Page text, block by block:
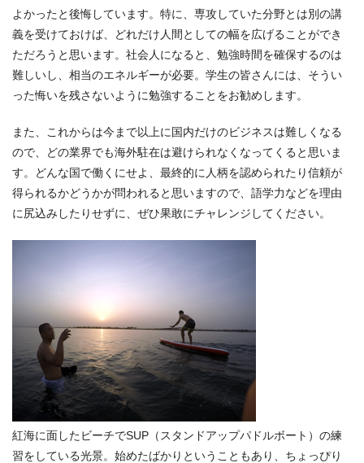
よかったと後悔しています。特に、専攻していた分野とは別の講
義を受けておけば、どれだけ人間としての幅を広げることができ
ただろうと思います。社会人になると、勉強時間を確保するのは
難しいし、相当のエネルギーが必要。学生の皆さんには、そうい
った悔いを残さないように勉強することをお勧めします。
また、これからは今まで以上に国内だけのビジネスは難しくなる
ので、どの業界でも海外駐在は避けられなくなってくると思いま
す。どんな国で働くにせよ、最終的に人柄を認められたり信頼が
得られるかどうかが問われると思いますので、語学力などを理由
に尻込みしたりせずに、ぜひ果敢にチャレンジしてください。
紅海に面したビーチでSUP（スタンドアップパドルボート）の練
習をしている光景。始めたばかりということもあり、ちょっぴり